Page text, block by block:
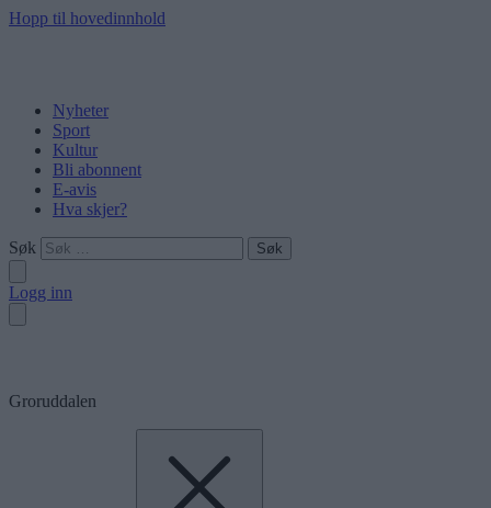
Hopp til hovedinnhold
Nyheter
Sport
Kultur
Bli abonnent
E-avis
Hva skjer?
Søk
Logg inn
Groruddalen